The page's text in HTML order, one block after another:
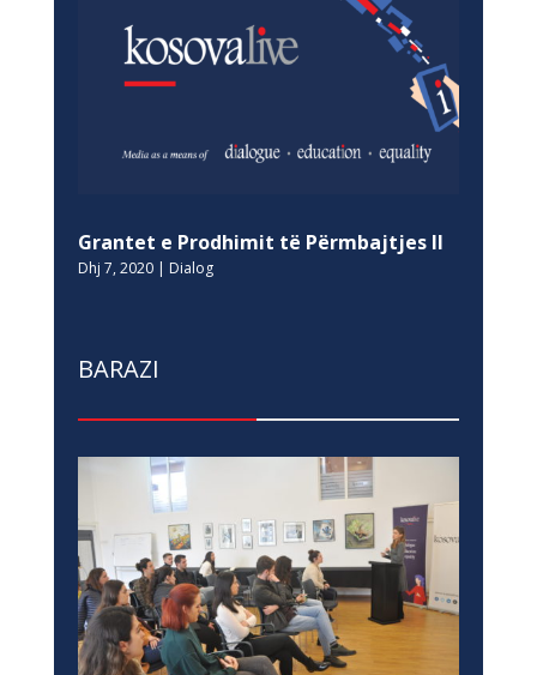
Grantet e Prodhimit të Përmbajtjes II
Dhj 7, 2020| Dialog
BARAZI